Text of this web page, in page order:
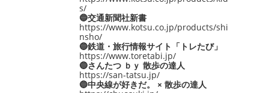
s/
🔵交通新聞社新書
https://www.kotsu.co.jp/products/shi
nsho/
🔵鉄道・旅行情報サイト「トレたび」
https://www.toretabi.jp/
🔵さんたつ ｂｙ 散歩の達人
https://san-tatsu.jp/
🔵中央線が好きだ。 × 散歩の達人